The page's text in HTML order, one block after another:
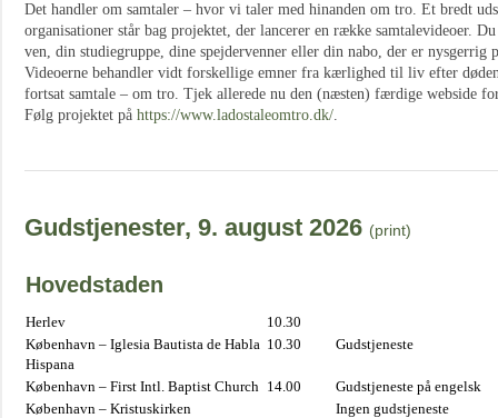
Det handler om samtaler – hvor vi taler med hinanden om tro. Et bredt
organisationer står bag projektet, der lancerer en række samtalevideoer.
ven, din studiegruppe, dine spejdervenner eller din nabo, der er
Videoerne behandler vidt forskellige emner fra kærlighed til liv efter
fortsat samtale – om tro. Tjek allerede nu den (næsten) færdige webside
Følg projektet på https://www.ladostaleomtro.dk/.
Gudstjenester, 9. august 2026 (print)
Hovedstaden
Herlev
10.30
København – Iglesia Bautista de Habla
Hispana
10.30 Gudstjeneste
København – First Intl. Baptist Church 14.00
Gudstjeneste på engelsk
København – Kristuskirken
Ingen gudstjeneste